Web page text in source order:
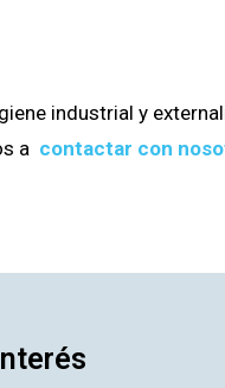
industrial y
a contactar con